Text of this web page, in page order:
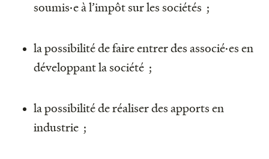
soumis·e à l’impôt sur les sociétés ;
la possibilité de faire entrer des associé·es en
développant la société ;
la possibilité de réaliser des apports en
industrie ;